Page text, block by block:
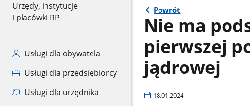
Urzędy, instytucje
i placówki RP
Usługi dla obywatela
Usługi dla przedsiębiorcy
Usługi dla urzędnika
Powrót
Nie ma
pierwszej
jądrowej
18.01.2024